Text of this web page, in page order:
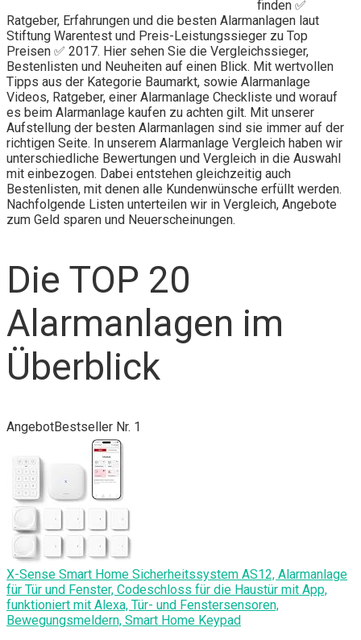
finden ✅
Ratgeber, Erfahrungen und die besten Alarmanlagen laut
Stiftung Warentest und Preis-Leistungssieger zu Top
Preisen ✅ 2017. Hier sehen Sie die Vergleichssieger,
Bestenlisten und Neuheiten auf einen Blick. Mit wertvollen
Tipps aus der Kategorie Baumarkt, sowie Alarmanlage
Videos, Ratgeber, einer Alarmanlage Checkliste und worauf
es beim Alarmanlage kaufen zu achten gilt. Mit unserer
Aufstellung der besten Alarmanlagen sind sie immer auf der
richtigen Seite. In unserem Alarmanlage Vergleich haben wir
unterschiedliche Bewertungen und Vergleich in die Auswahl
mit einbezogen. Dabei entstehen gleichzeitig auch
Bestenlisten, mit denen alle Kundenwünsche erfüllt werden.
Nachfolgende Listen unterteilen wir in Vergleich, Angebote
zum Geld sparen und Neuerscheinungen.
Die TOP 20
Alarmanlagen im
Überblick
AngebotBestseller Nr. 1
X-Sense Smart Home Sicherheitssystem AS12, Alarmanlage
für Tür und Fenster, Codeschloss für die Haustür mit App,
funktioniert mit Alexa, Tür- und Fenstersensoren,
Bewegungsmeldern, Smart Home Keypad